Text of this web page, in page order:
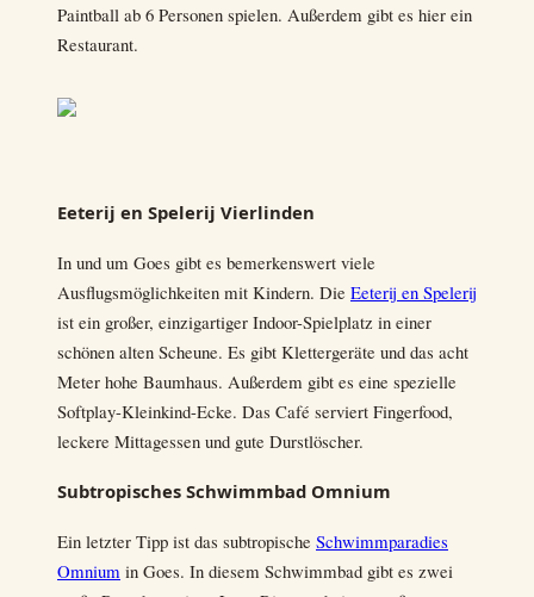
Paintball ab 6 Personen spielen. Außerdem gibt es hier ein
Restaurant.
Eeterij en Spelerij Vierlinden
In und um Goes gibt es bemerkenswert viele
Ausflugsmöglichkeiten mit Kindern. Die Eeterij en Spelerij
ist ein großer, einzigartiger Indoor-Spielplatz in einer
schönen alten Scheune. Es gibt Klettergeräte und das acht
Meter hohe Baumhaus. Außerdem gibt es eine spezielle
Softplay-Kleinkind-Ecke. Das Café serviert Fingerfood,
leckere Mittagessen und gute Durstlöscher.
Subtropisches Schwimmbad Omnium
Ein letzter Tipp ist das subtropische Schwimmparadies
Omnium in Goes. In diesem Schwimmbad gibt es zwei